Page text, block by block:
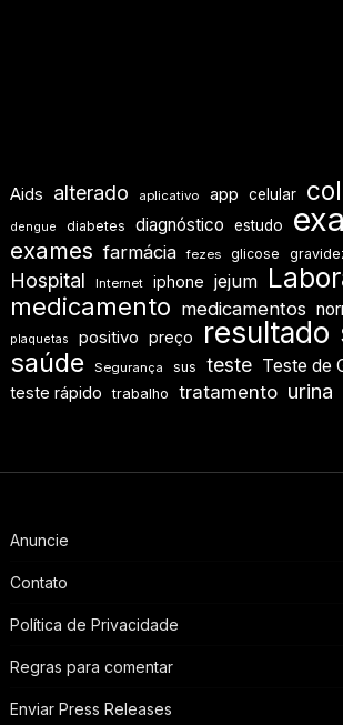
Aids alterado aplicativo app celular
dengue diabetes diagnóstico estudo
exames farmácia fezes glicose
Hospital
Internet iphone jejum
medicamento medicamentos
plaquetas positivo preço resultado
saúde Segurança sus teste Teste de
teste rápido trabalho tratamento urina
Anuncie
Contato
Política de Privacidade
Regras para comentar
Enviar Press Releases